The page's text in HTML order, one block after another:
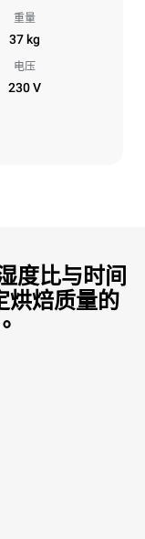
重量
37 kg
电压
230 V
度比与时间
烘焙质量的